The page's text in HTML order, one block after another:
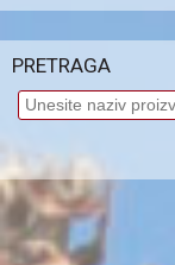
PRETRAGA